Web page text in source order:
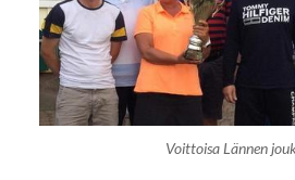
Voittoisa Lännen